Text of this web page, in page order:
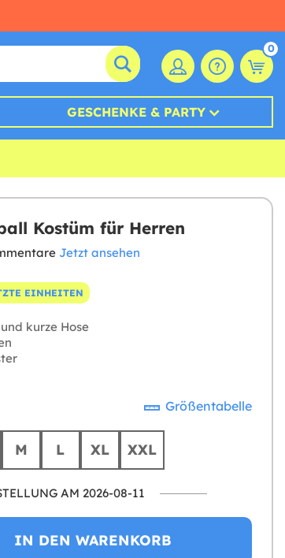
0
GESCHENKE & PARTY
Kostüm für Herren
Jetzt ansehen
EINHEITEN
kurze Hose
Größentabelle
M L XL XXL
AM 2026-08-11
IN DEN WARENKORB